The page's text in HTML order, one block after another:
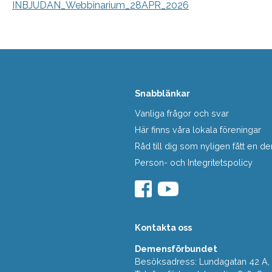
INBJUDAN_Webbinarium_28APR_2026
Snabblänkar
Vanliga frågor och svar
Här finns våra lokala föreningar
Råd till dig som nyligen fått en
Person- och Integritetspolicy
Kontakta oss
Demensförbundet
Besöksadress: Lundagatan 42 A,